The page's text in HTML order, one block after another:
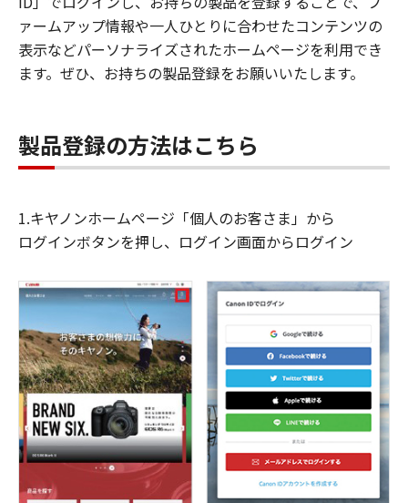
ァームアップ情報や一人ひとりに合わせたコンテンツの
表示などパーソナライズされたホームページを利用でき
ます。ぜひ、お持ちの製品登録をお願いいたします。
製品登録の方法はこちら
1.キヤノンホームページ「個人のお客さま」から
ログインボタンを押し、ログイン画面からログイン